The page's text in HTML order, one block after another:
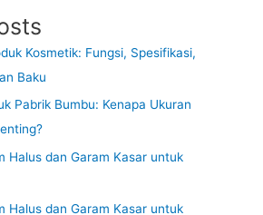
Kosmetik: Fungsi, Spesifikasi,
Baku
Pabrik Bumbu: Kenapa Ukuran
Halus dan Garam Kasar untuk
Halus dan Garam Kasar untuk